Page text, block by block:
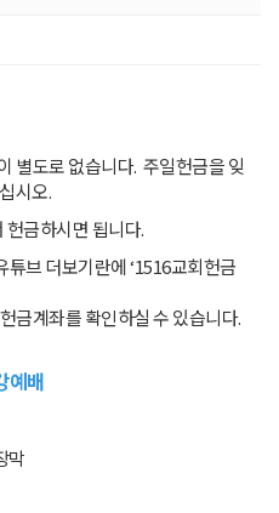
별도로 없습니다. 주일헌금을 잊
시오.
헌금하시면 됩니다.
브 더보기란에 ‘1516교회헌금
금계좌를 확인하실 수 있습니다.
예배
막